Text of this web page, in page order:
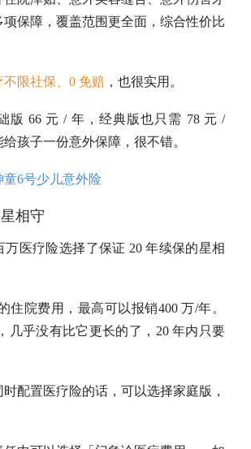
保障，覆盖范围更全面，综合性价比
不限社保、0 免赔 ，也很实用。
版 66 元 / 年，经典版也只需 78 元 /
孩子一份意外保障，很不错。
童6号少儿意外险
相守
万医疗险选择了保证 20 年续保的星相
住院费用，最高可以报销400 万/年。
几乎没有比它更长的了，20 年内只要
配置医疗险的话，可以选择家庭版，